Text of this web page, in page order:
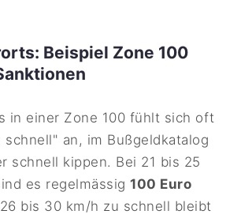
Beispiel Zone 100
in einer Zone 100 fühlt sich oft
an, im Bußgeldkatalog
schnell kippen. Bei 21 bis 25
es regelmässig100 Euro
bis 30 km/h zu schnell bleibt